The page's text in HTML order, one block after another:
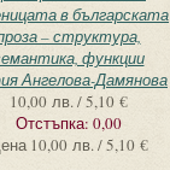
в българската
– структура,
функции
Ангелова-Дамянова
10,00 лв. / 5,10 €
Отстъпка: 0,00
10,00 лв. / 5,10 €